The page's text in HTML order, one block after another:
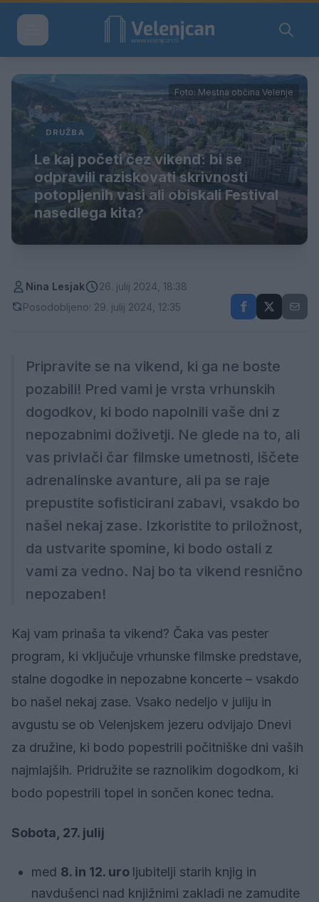
Foto: Mestna občina Velenje
DRUŽBA
Le kaj početi čez vikend: bi se
odpravili raziskovati skrivnosti
potopljenih vasi ali obiskali Festival
nasedlega kita?
Nina Lesjak
26. julij 2024, 18:38
Posodobljeno: 29. julij 2024, 12:35
Pripravite se na vikend, ki ga ne boste
pozabili! Pred vami je vrsta vrhunskih
dogodkov, ki bodo napolnili vaše dni z
nepozabnimi doživetji. Ne glede na to, ali
vas privlači čar filmske umetnosti, iščete
adrenalinske avanture, ali pa se raje
prepustite sofisticirani zabavi, vsakdo bo
našel nekaj zase. Izkoristite to priložnost,
da ustvarite spomine, ki bodo ostali z
vami za vedno. Naj bo ta vikend resnično
nepozaben!
Kaj vam prinaša ta vikend? Čaka vas pester
program, ki vključuje vrhunske filmske predstave,
stalne dogodke in nepozabne koncerte – vsakdo
bo našel nekaj zase. Vsako nedeljo v juliju in
avgustu se ob Velenjskem jezeru odvijajo Dnevi
za družine, ki bodo popestrili počitniške dni vaših
najmlajših. Pridružite se raznolikim dogodkom, ki
bodo popestrili topel in sončen konec tedna.
Sobota, 27. julij
med 8. in 12. uro ljubitelji starih knjig in
navdušenci nad knjižnimi zakladi ne zamudite